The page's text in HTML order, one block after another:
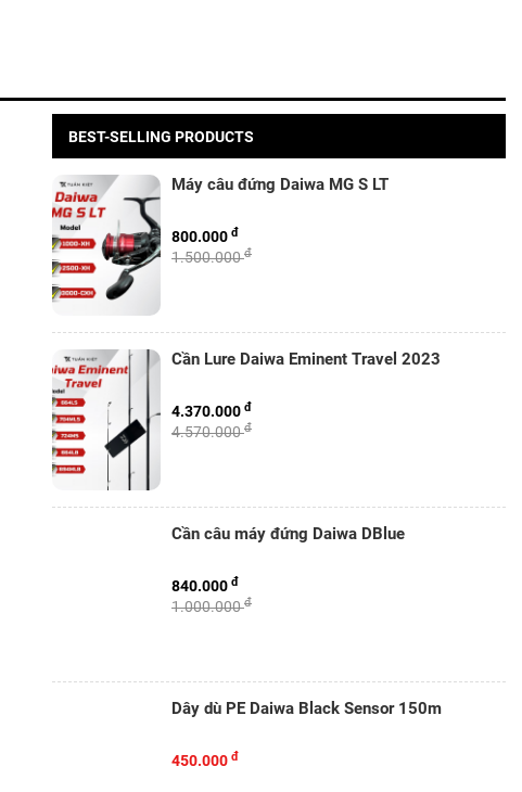
BEST-SELLING PRODUCTS
Máy câu đứng Daiwa MG S LT
1.500.000đ
800.000 đ
Cần Lure Daiwa Eminent Travel 2023
4.570.000đ
4.370.000 đ
Cần câu máy đứng Daiwa DBlue
1.000.000đ
840.000 đ
Dây dù PE Daiwa Black Sensor 150m
450.000 đ